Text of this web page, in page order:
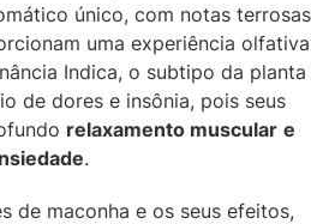
único, com notas terrosas
uma experiência olfativa
Indica, o subtipo da planta
de dores e insônia, pois seus
relaxamento muscular e
.
de maconha e os seus efeitos,